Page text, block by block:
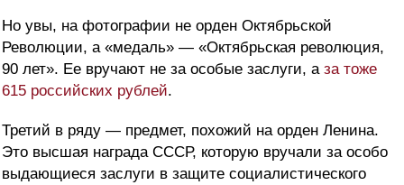
Но увы, на фотографии не орден Октябрьской
Революции, а «медаль» — «Октябрьская революция,
90 лет». Ее вручают не за особые заслуги, а за тоже
615 российских рублей.
Третий в ряду — предмет, похожий на орден Ленина.
Это высшая награда СССР, которую вручали за особо
выдающиеся заслуги в защите социалистического